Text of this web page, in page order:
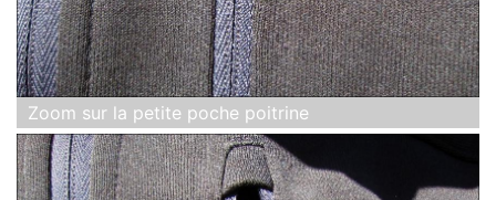
Zoom sur la petite poche poitrine